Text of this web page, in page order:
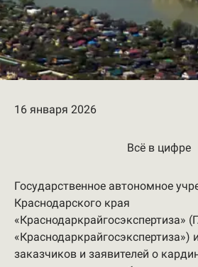
16 января 2026
Всё в цифре
Государственное автономное
Краснодарского края
«Краснодаркрайгосэкспертиза»
«Краснодаркрайгосэкспертиза»)
заказчиков и заявителей о